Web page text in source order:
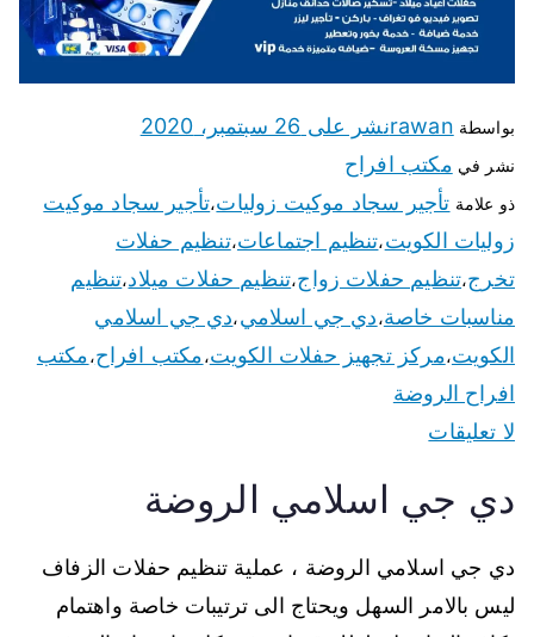
بواسطة rawanنشر على 26 سبتمبر، 2020
نشر في مكتب افراح
ذو علامة تأجير سجاد موكيت زوليات،تأجير سجاد موكيت
زوليات الكويت،تنظيم اجتماعات،تنظيم حفلات
تخرج،تنظيم حفلات زواج،تنظيم حفلات ميلاد،تنظيم
مناسبات خاصة،دي جي اسلامي،دي جي اسلامي
الكويت،مركز تجهيز حفلات الكويت،مكتب افراح،مكتب
افراح الروضة
لا تعليقات
دي جي اسلامي الروضة
دي جي اسلامي الروضة ، عملية تنظيم حفلات الزفاف
ليس بالامر السهل ويحتاج الى ترتيبات خاصة واهتمام